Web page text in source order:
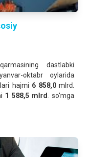
dastlabki
oktabr oylarida
hajmi 6 858,0mlrd.
1 588,5 mlrd
. so‘mga